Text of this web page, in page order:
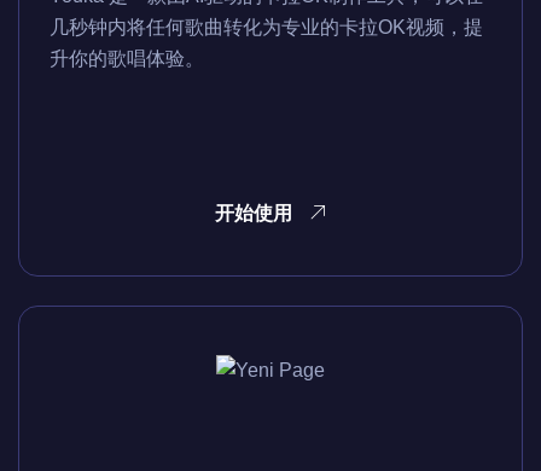
几秒钟内将任何歌曲转化为专业的卡拉OK视频，提
升你的歌唱体验。
开始使用